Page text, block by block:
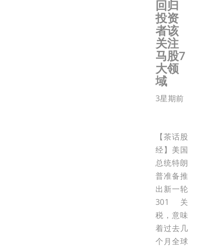
回归
投资
者该
关注
马股7
大领
域
3星期前
【茶话股
经】美国
总统特朗
普准备推
出新一轮
301关
税，意味
着过去几
个月全球